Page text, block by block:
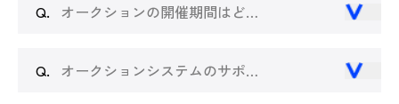
Q. オークションの開催期間はどのように決定しますか？
Q. オークションシステムのサポート体制について教えてください。